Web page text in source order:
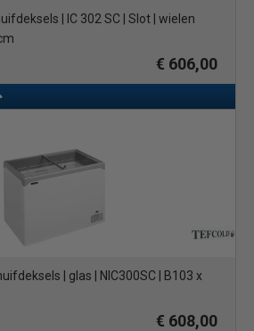
| IC 302 SC | Slot | wielen
€ 606,00
| glas | NIC300SC | B103 x
€ 608,00